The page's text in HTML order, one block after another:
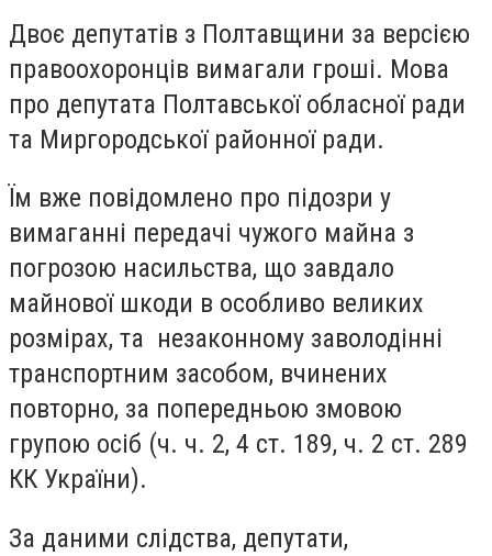
Двоє депутатів з Полтавщини за версією
правоохоронців вимагали гроші. Мова
про депутата Полтавської обласної ради
та Миргородської районної ради.
Їм вже повідомлено про підозри у
вимаганні передачі чужого майна з
погрозою насильства, що завдало
майнової шкоди в особливо великих
розмірах, та незаконному заволодінні
транспортним засобом, вчинених
повторно, за попередньою змовою
групою осіб (ч. ч. 2, 4 ст. 189, ч. 2 ст. 289
КК України).
За даними слідства, депутати,